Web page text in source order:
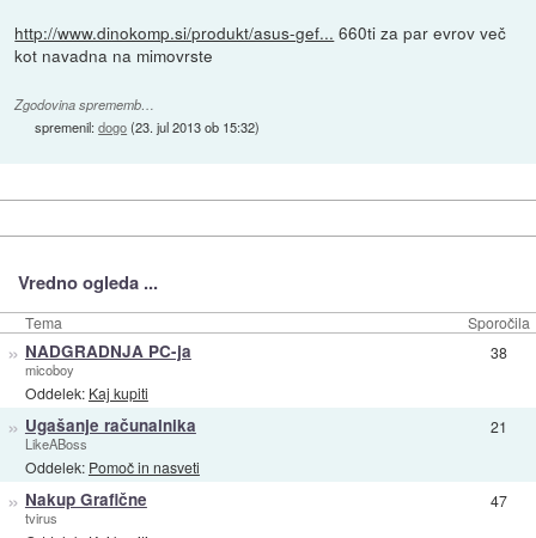
http://www.dinokomp.si/produkt/asus-gef... 660ti za par evrov več
kot navadna na mimovrste
Zgodovina sprememb…
spremenil:dogo(23. jul 2013 ob 15:32)
Vredno ogleda ...
Tema Sporočila
» NADGRADNJA PC-ja
micoboy
Oddelek: Kaj kupiti
38
» Ugašanje računalnika
LikeABoss
Oddelek: Pomoč in nasveti
21
» Nakup Grafične
tvirus
47